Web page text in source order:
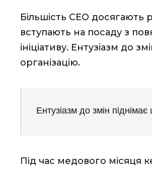
Більшість СEO
вступають на посаду з
ініціативу. Ентузіазм до
організацію.
Ентузіазм до змін піднімає
Під час медового місяця